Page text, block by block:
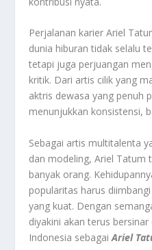
Perjalanan karier Ariel
dunia hiburan tidak selalu
tetapi juga perjuangan
kritik. Dari artis cilik yang
aktris dewasa yang penuh
menunjukkan konsistensi,
Sebagai artis multitalenta
dan modeling, Ariel Tatum
banyak orang.
popularitas harus
yang kuat. Dengan
diyakini akan terus
Indonesia sebagaiAriel